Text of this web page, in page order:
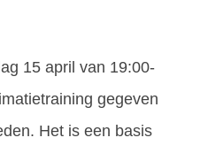
15 april van 19:00-
gegeven
Het is een basis